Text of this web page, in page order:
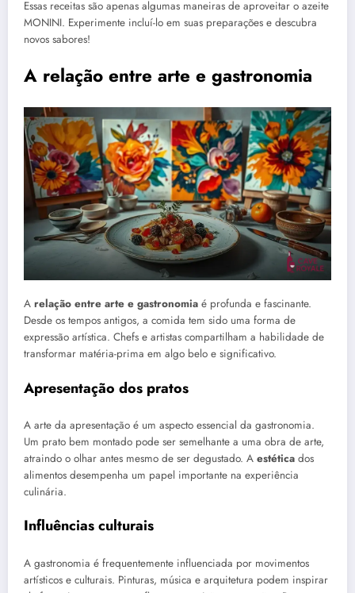
Essas receitas são apenas algumas maneiras de aproveitar o azeite
MONINI. Experimente incluí-lo em suas preparações e descubra
novos sabores!
A relação entre arte e gastronomia
A relação entre arte e gastronomia é profunda e fascinante.
Desde os tempos antigos, a comida tem sido uma forma de
expressão artística. Chefs e artistas compartilham a habilidade de
transformar matéria-prima em algo belo e significativo.
Apresentação dos pratos
A arte da apresentação é um aspecto essencial da gastronomia.
Um prato bem montado pode ser semelhante a uma obra de arte,
atraindo o olhar antes mesmo de ser degustado. A estética dos
alimentos desempenha um papel importante na experiência
culinária.
Influências culturais
A gastronomia é frequentemente influenciada por movimentos
artísticos e culturais. Pinturas, música e arquitetura podem inspirar